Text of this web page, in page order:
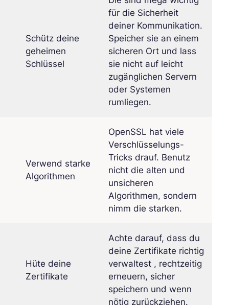
Schütz deine
geheimen
Schlüssel
für die Sicherheit
deiner Kommunikation.
Speicher sie an einem
sicheren Ort und lass
sie nicht auf leicht
zugänglichen Servern
oder Systemen
rumliegen.
Verwend starke
Algorithmen
OpenSSL hat viele
Verschlüsselungs-
Tricks drauf. Benutz
nicht die alten und
unsicheren
Algorithmen, sondern
nimm die starken.
Hüte deine
Zertifikate
Achte darauf, dass du
deine Zertifikate richtig
verwaltest , rechtzeitig
erneuern, sicher
speichern und wenn
nötig zurückziehen.